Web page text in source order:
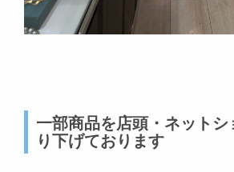
一部商品を店頭・ネットシ
り下げております